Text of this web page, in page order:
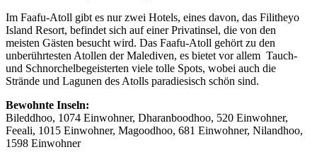
Im Faafu-Atoll gibt es nur zwei Hotels, eines davon, das Filitheyo
Island Resort, befindet sich auf einer Privatinsel, die von den
meisten Gästen besucht wird. Das Faafu-Atoll gehört zu den
unberührtesten Atollen der Malediven, es bietet vor allem Tauch-
und Schnorchelbegeisterten viele tolle Spots, wobei auch die
Strände und Lagunen des Atolls paradiesisch schön sind.
Bewohnte Inseln:
Bileddhoo, 1074 Einwohner, Dharanboodhoo, 520 Einwohner,
Feeali, 1015 Einwohner, Magoodhoo, 681 Einwohner, Nilandhoo,
1598 Einwohner